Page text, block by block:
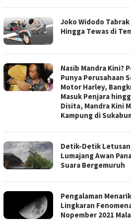
Joko Widodo
Hingga Tewas di
Nasib Mandra Kini?
Punya Perusahaan
Motor Harley,
Masuk Penjara
Disita, Mandra Kini
Kampung di
Detik-Detik
Lumajang Awan
Suara Bergemuruh
Pengalaman
Lingkaran
Nopember 2021